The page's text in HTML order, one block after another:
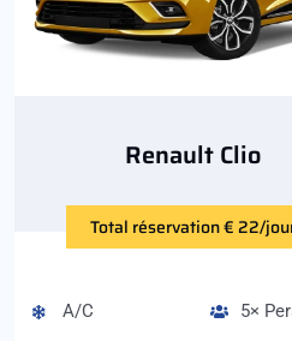
Renault Clio
Total réservation € 22/
A/C
5×